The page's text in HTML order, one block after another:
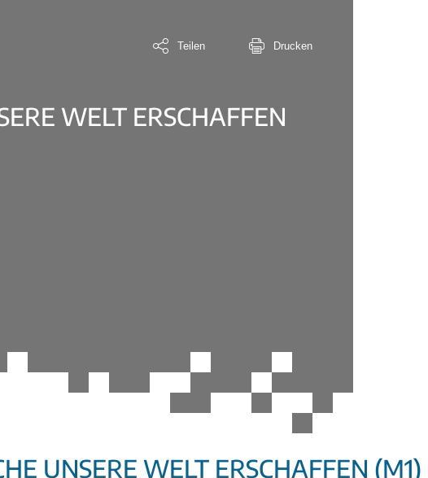
Teilen Drucken
WELT ERSCHAFFEN
UNSERE WELT ERSCHAFFEN (M1)